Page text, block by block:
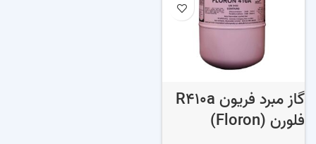
گاز مبرد فریون R410a
فلورن (Floron)